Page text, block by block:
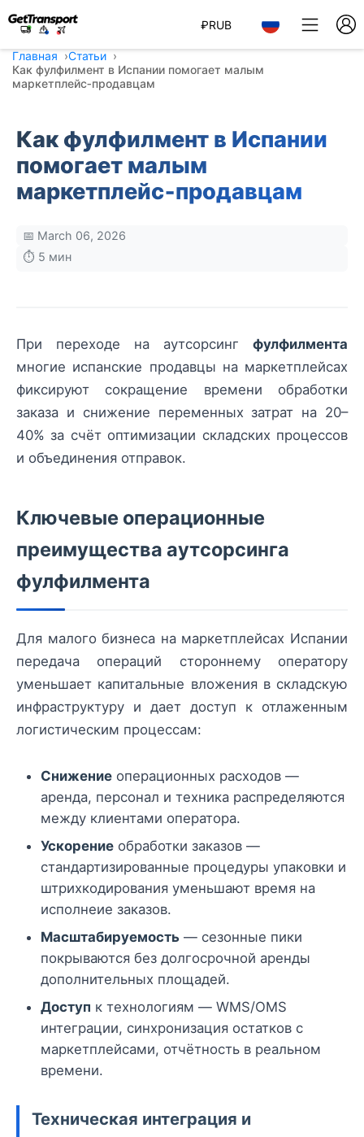
₽RUB
Главная
Статьи
Как фулфилмент в Испании помогает малым
маркетплейс‑продавцам
Как фулфилмент в Испании
помогает малым
маркетплейс‑продавцам
📅 March 06, 2026
⏱️ 5 мин
При переходе на аутсорсинг фулфилмента
многие испанские продавцы на маркетплейсах
фиксируют сокращение времени обработки
заказа и снижение переменных затрат на 20–
40% за счёт оптимизации складских процессов
и объединения отправок.
Ключевые операционные
преимущества аутсорсинга
фулфилмента
Для малого бизнеса на маркетплейсах Испании
передача операций стороннему оператору
уменьшает капитальные вложения в складскую
инфраструктуру и дает доступ к отлаженным
логистическим процессам:
Снижение операционных расходов —
аренда, персонал и техника распределяются
между клиентами оператора.
Ускорение обработки заказов —
стандартизированные процедуры упаковки и
штрихкодирования уменьшают время на
исполнеие заказов.
Масштабируемость — сезонные пики
покрываются без долгосрочной аренды
дополнительных площадей.
Доступ к технологиям — WMS/OMS
интеграции, синхронизация остатков с
маркетплейсами, отчётность в реальном
времени.
Техническая интеграция и